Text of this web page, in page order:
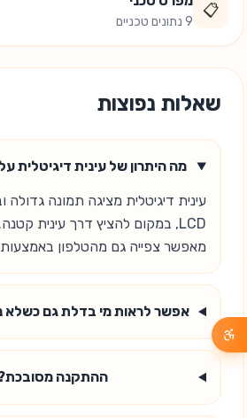
📋
9 נתונים טכניים
שאלות נפוצות
מה היתרון של עינית דיגיטלית
עינית דיגיטלית מציגה תמונה גדולה
מאפשר צפייה גם מהטלפון באמצעות WiFi.
אפשר לראות מי בדלת גם כשלא
ההתקנה